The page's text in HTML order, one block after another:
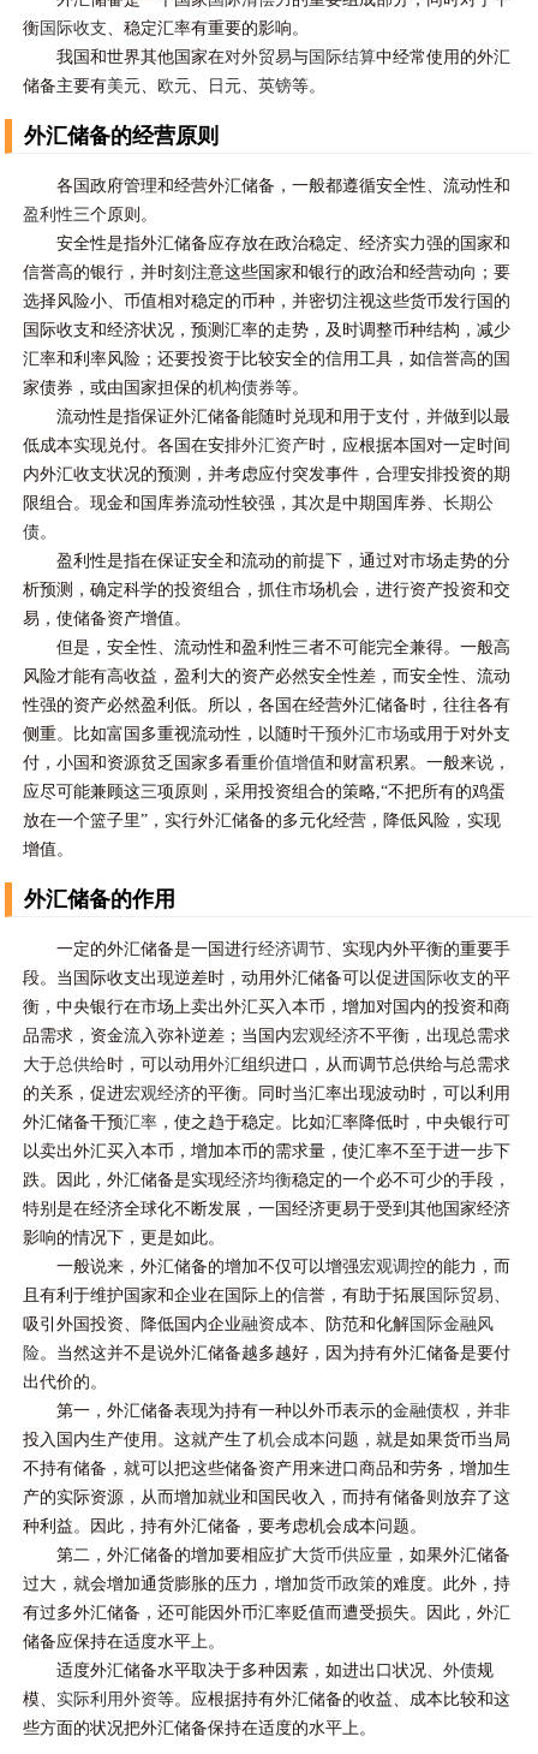
衡 国际收支、稳定汇率有重要的影响。
我国和世界其他国家在对外贸易与 国际结算中经常使用的外汇
储备主要有美元、 欧元、 日元、英镑等。
外汇储备的经营原则
各国政府管理和经营外汇储备，一般都遵循安全性、流动性和
盈利性三个原则。
安全性是指外汇储备应存放在政治稳定、经济实力强的国家和
信誉高的银行，并时刻注意这些国家和银行的政治和经营动向；要
选择风险小、币值相对稳定的币种，并密切注视这些货币发行国的
国际收支和经济状况，预测汇率的走势，及时调整币种结构，减少
汇率和利率风险；还要投资于比较安全的信用工具，如信誉高的国
家债券，或由国家担保的机构债券等。
流动性是指保证外汇储备能随时兑现和用于支付，并做到以最
低成本实现兑付。各国在安排外汇资产时，应根据本国对一定时间
内外汇收支状况的预测，并考虑应付突发事件，合理安排投资的期
限组合。现金和国库券流动性较强，其次是中期国库券、长期公
债。
盈利性是指在保证安全和流动的前提下，通过对市场走势的分
析预测，确定科学的投资组合，抓住市场机会，进行资产投资和交
易，使储备资产增值。
但是，安全性、流动性和盈利性三者不可能完全兼得。一般高
风险才能有高收益，盈利大的资产必然安全性差，而安全性、流动
性强的资产必然盈利低。所以，各国在经营外汇储备时，往往各有
侧重。比如富国多重视流动性，以随时干预外汇市场或用于对外支
付，小国和资源贫乏国家多看重价值增值和财富积累。一般来说，
应尽可能兼顾这三项原则，采用投资组合的策略,“不把所有的鸡蛋
放在一个篮子里”，实行外汇储备的多元化经营，降低风险，实现
增值。
外汇储备的作用
一定的外汇储备是一国进行经济调节、实现内外平衡的重要手
段。当国际收支出现逆差时，动用外汇储备可以促进 国际收支的平
衡，中央银行在市场上卖出外汇买入本币，增加对国内的投资和商
品需求，资金流入弥补逆差；当国内宏观经济不平衡，出现总需求
大于总供给时，可以动用外汇组织进口，从而调节总供给与总需求
的关系，促进宏观经济的平衡。同时当汇率出现波动时，可以利用
外汇储备干预汇率 ，使之趋于稳定。比如汇率降低时，中央银行可
以卖出外汇买入本币，增加本币的需求量，使汇率不至于进一步下
跌。因此，外汇储备是实现经济均衡稳定的一个必不可少的手段，
特别是在经济全球化不断发展，一国经济更易于受到其他国家经济
影响的情况下，更是如此。
一般说来，外汇储备的增加不仅可以增强宏观调控的能力，而
且有利于维护国家和企业在国际上的信誉，有助于拓展 国际贸易、
吸引外国投资、降低国内企业融资成本、防范和化解 国际金融风
险。当然这并不是说外汇储备越多越好，因为持有外汇储备是要付
出代价的。
第一，外汇储备表现为持有一种以外币表示的金融债权 ，并非
投入国内生产使用。这就产生了机会成本问题，就是如果货币当局
不持有储备，就可以把这些储备资产用来进口商品和劳务，增加生
产的实际资源，从而增加就业和国民收入，而持有储备则放弃了这
种利益。因此，持有外汇储备，要考虑机会成本问题。
第二，外汇储备的增加要相应扩大货币供应量 ，如果外汇储备
过大，就会增加通货膨胀的压力，增加货币政策的难度。此外，持
有过多外汇储备，还可能因外币汇率贬值而遭受损失。因此，外汇
储备应保持在适度水平上。
适度外汇储备水平取决于多种因素，如进出口状况、外债规
模、 实际利用外资等。应根据持有外汇储备的收益、成本比较和这
些方面的状况把外汇储备保持在适度的水平上。